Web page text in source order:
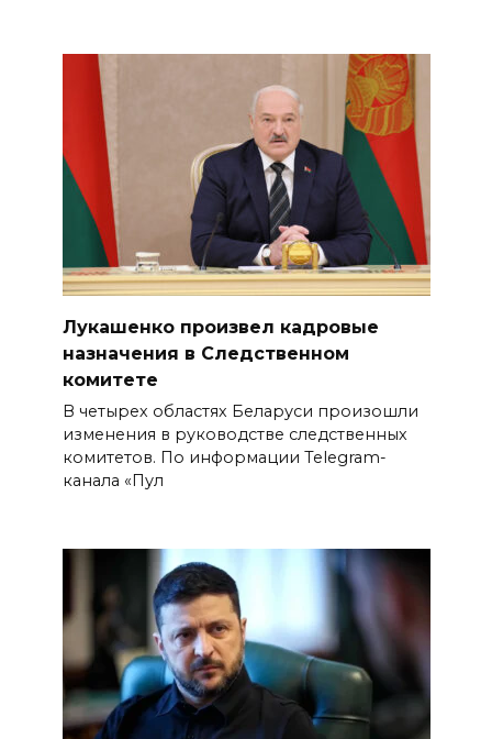
Лукашенко произвел кадровые
назначения в Следственном
комитете
В четырех областях Беларуси произошли
изменения в руководстве следственных
комитетов. По информации Telegram-
канала «Пул